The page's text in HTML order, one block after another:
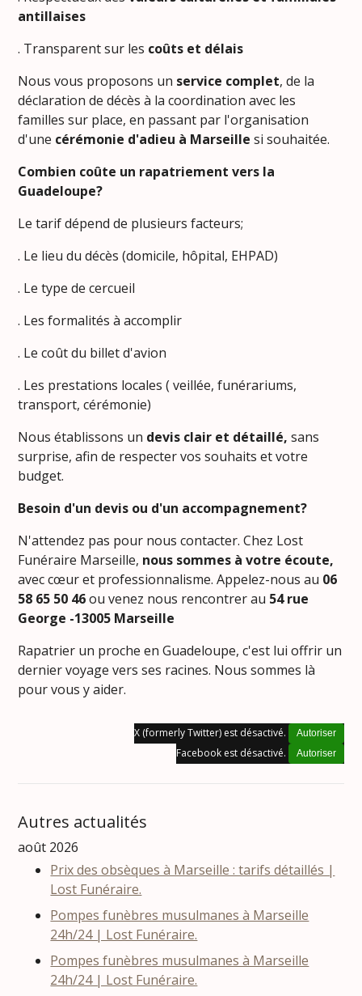
antillaises
. Transparent sur les coûts et délais
Nous vous proposons un service complet, de la
déclaration de décès à la coordination avec les
familles sur place, en passant par l'organisation
d'une cérémonie d'adieu à Marseille si souhaitée.
Combien coûte un rapatriement vers la
Guadeloupe?
Le tarif dépend de plusieurs facteurs;
. Le lieu du décès (domicile, hôpital, EHPAD)
. Le type de cercueil
. Les formalités à accomplir
. Le coût du billet d'avion
. Les prestations locales ( veillée, funérariums,
transport, cérémonie)
Nous établissons un devis clair et détaillé, sans
surprise, afin de respecter vos souhaits et votre
budget.
Besoin d'un devis ou d'un accompagnement?
N'attendez pas pour nous contacter. Chez Lost
Funéraire Marseille, nous sommes à votre écoute,
avec cœur et professionnalisme. Appelez-nous au 06
58 65 50 46ou venez nous rencontrer au 54 rue
George -13005 Marseille
Rapatrier un proche en Guadeloupe, c'est lui offrir un
dernier voyage vers ses racines. Nous sommes là
pour vous y aider.
X (formerly Twitter) est désactivé. Autoriser
Facebook est désactivé. Autoriser
Autres actualités
août 2026
Prix des obsèques à Marseille : tarifs détaillés |
Lost Funéraire.
Pompes funèbres musulmanes à Marseille
24h/24 | Lost Funéraire.
Pompes funèbres musulmanes à Marseille
24h/24 | Lost Funéraire.